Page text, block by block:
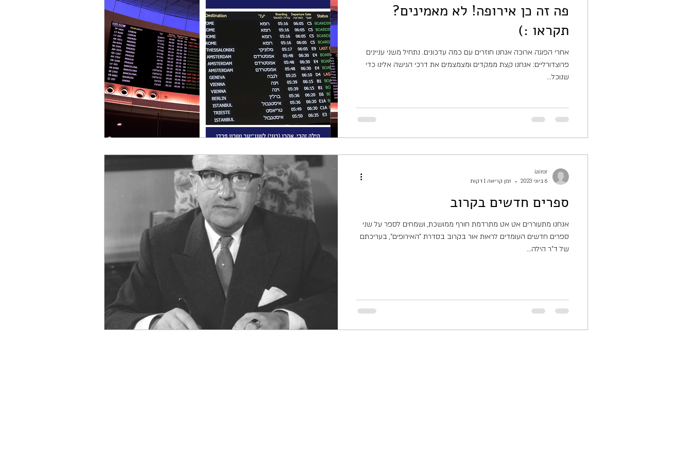
פה זה כן אירופה! לא מאמינים?
תקראו :)
אחרי הפוגה ארוכה אנחנו חוזרים עם כמה עדכונים. נתחיל משני עניינים
פרוצדורליים: אנחנו קצת ממקדים ומצמצמים את דרכי הגישה אלינו כדי
שנוכל...
ספרים חדשים בקרוב
אנחנו מתעוררים אט אט מתרדמת חורף ממושכת, ושמחים לספר על שני
ספרים חדשים העומדים לראות אור בקרוב בסדרת "האירופים", בעריכתם
של ד"ר הילה...
iairor
6 ביוני 2023
זמן קריאה 1 דקות